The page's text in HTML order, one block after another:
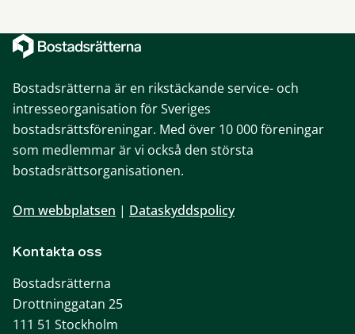
Bostadsrätterna är en rikstäckande service- och
intresseorganisation för Sveriges
bostadsrättsföreningar. Med över 10 000 föreningar
som medlemmar är vi också den största
bostadsrättsorganisationen.
Om webbplatsen | Dataskyddspolicy
Kontakta oss
Bostadsrätterna
Drottninggatan 25
111 51 Stockholm